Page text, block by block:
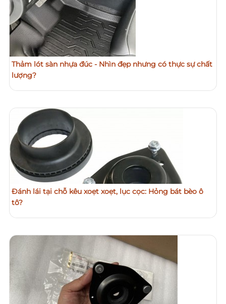
Thảm lót sàn nhựa đúc - Nhìn đẹp nhưng có thực sự chất
lượng?
Đánh lái tại chỗ kêu xoẹt xoẹt, lục cọc: Hỏng bát bèo ô
tô?